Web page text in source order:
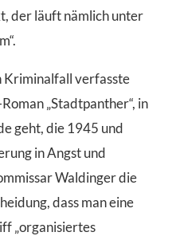
der läuft nämlich unter
Kriminalfall verfasste
„Stadtpanther“, in
geht, die 1945 und
in Angst und
Waldinger die
dass man eine
„organisiertes